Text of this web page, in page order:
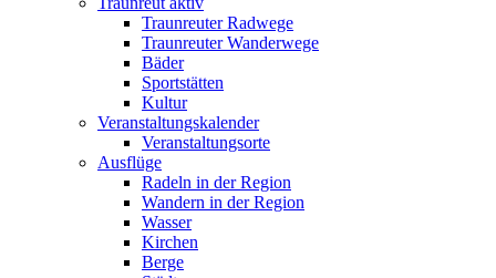
Traunreuter Radwege
Traunreuter Wanderwege
Bäder
Sportstätten
Kultur
Veranstaltungskalender
Veranstaltungsorte
Ausflüge
Radeln in der Region
Wandern in der Region
Wasser
Kirchen
Berge